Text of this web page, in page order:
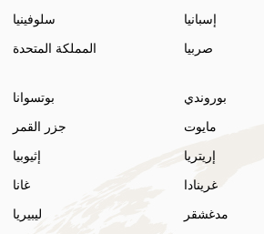
سلوفينيا إسبانيا
المملكة المتحدة صربيا
بوتسوانا بوروندي
جزر القمر مايوت
إثيوبيا إريتريا
غانا غرينادا
ليبيريا مدغشقر